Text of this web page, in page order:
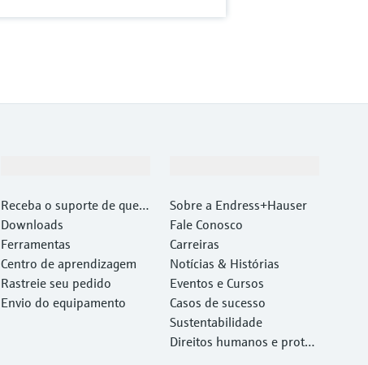
Receba o suporte de que v
ocê precisa, rapidamente!
Downloads
Ferramentas
Centro de aprendizagem
Rastreie seu pedido
Envio do equipamento
Sobre a Endress+Hauser
Fale Conosco
Carreiras
Notícias & Histórias
Eventos e Cursos
Casos de sucesso
Sustentabilidade
Direitos humanos e proteç